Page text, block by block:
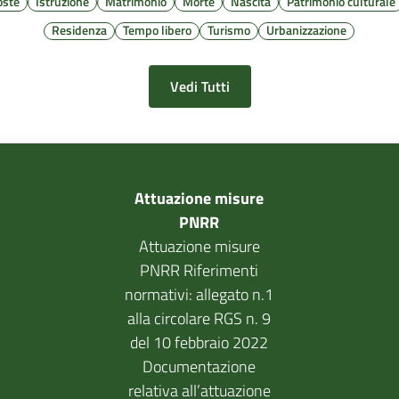
Residenza
Tempo libero Turismo Urbanizzazione
Vedi Tutti
Attuazione misure
PNRR
Attuazione misure
PNRR Riferimenti
normativi: allegato n.1
alla circolare RGS n. 9
del 10 febbraio 2022
Documentazione
relativa all’attuazione